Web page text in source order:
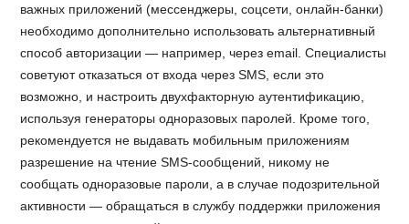
важных приложений (мессенджеры, соцсети, онлайн-банки)
необходимо дополнительно использовать альтернативный
способ авторизации — например, через email. Специалисты
советуют отказаться от входа через SMS, если это
возможно, и настроить двухфакторную аутентификацию,
используя генераторы одноразовых паролей. Кроме того,
рекомендуется не выдавать мобильным приложениям
разрешение на чтение SMS-сообщений, никому не
сообщать одноразовые пароли, а в случае подозрительной
активности — обращаться в службу поддержки приложения